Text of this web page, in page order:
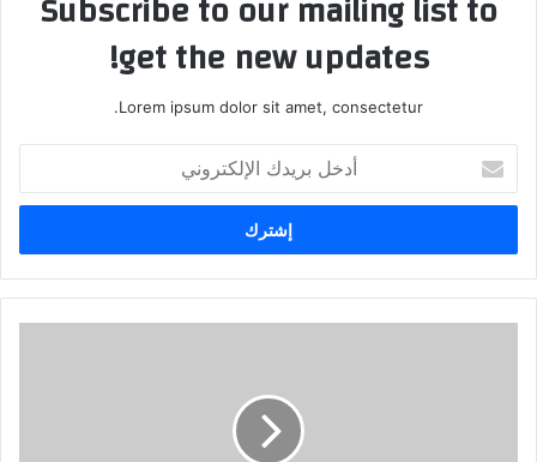
get the new updates!
Lorem ipsum dolor sit amet, consectetur.
بريدك
الإلكتروني